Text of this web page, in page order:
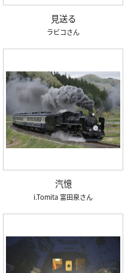
見送る
ラビコ
汽憶
i.Tomita 富田泉